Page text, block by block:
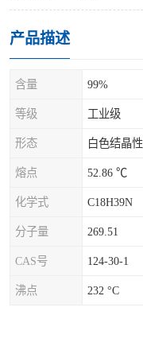
产品描述
含量 99%
等级 工业级
形态 白色结晶
熔点 52.86 ℃
化学式 C18H39N
分子量 269.51
CAS号 124-30-1
沸点 232 °C